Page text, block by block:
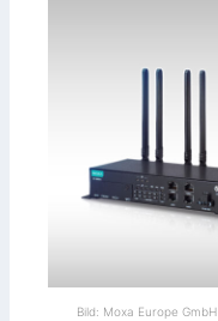
Bild: Moxa Europe GmbH